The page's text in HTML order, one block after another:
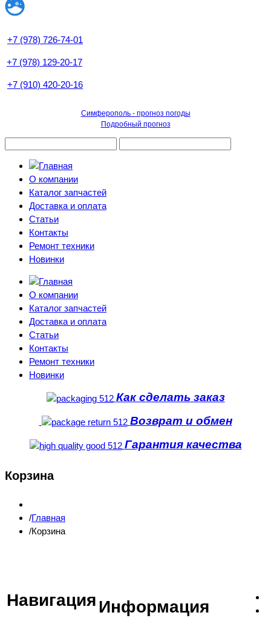
+7 (978) 726-74-01
+7 (978) 129-20-17
+7 (910) 420-20-16
Симферополь - прогноз погоды
Подробный прогноз
О компании
Каталог запчастей
Доставка и оплата
Статьи
Контакты
Ремонт техники
Новинки
О компании
Каталог запчастей
Доставка и оплата
Статьи
Контакты
Ремонт техники
Новинки
Как сделать заказ
Возврат и обмен
Гарантия качества
Корзина
Главная
Корзина
НавигацияИнформация